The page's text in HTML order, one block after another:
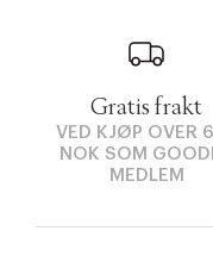
Gratis frakt
VED KJØP OVER
NOK SOM
MEDLEM